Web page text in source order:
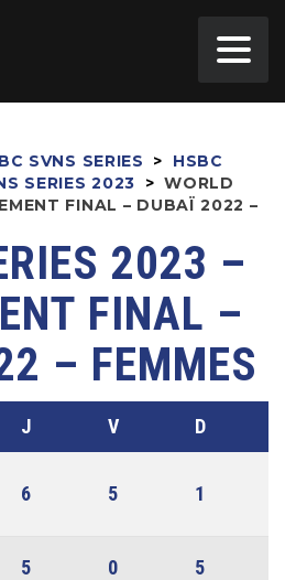
SVNS SERIES >
HSBC
SERIES 2023
> WORLD
FINAL – DUBAÏ 2022 –
2023 –
FINAL –
– FEMMES
J V D
6 5 1
5 0 5